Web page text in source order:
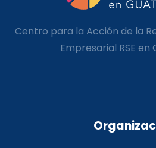
Centro para la Acción de la
Empresarial RSE en